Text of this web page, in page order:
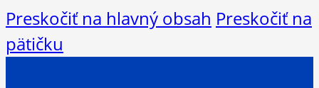
Preskočiť na hlavný obsah Preskočiť na
pätičku